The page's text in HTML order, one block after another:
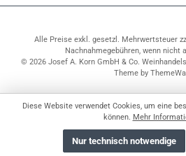
Alle Preise exkl. gesetzl. Mehrwertsteuer
Nachnahmegebühren, wenn nicht
© 2026 Josef A. Korn GmbH & Co.
Theme by
Diese Website verwendet Cookies, um eine
können. Mehr
Nur technisch notwendige